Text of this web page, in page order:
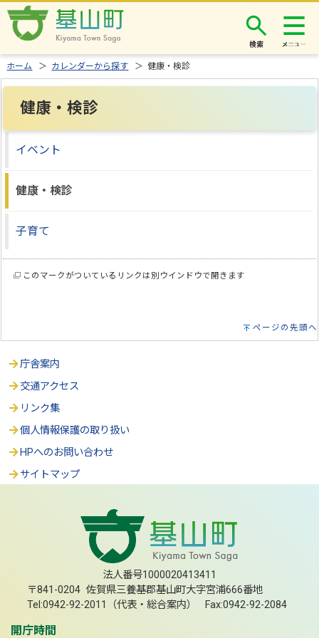
検索
ホーム ＞ カレンダーから探す ＞ 健康・検診
健康・検診
イベント
健康・検診
子育て
このマークがついているリンクは別ウインドウで開きます
ページの先頭へ
庁舎案内
交通アクセス
リンク集
個人情報保護の取り扱い
HPへのお問い合わせ
サイトマップ
法人番号1000020413411
〒841-0204 佐賀県三養基郡基山町大字宮浦666番地
Tel:0942-92-2011（代表・総合案内） Fax:0942-92-2084
開庁時間